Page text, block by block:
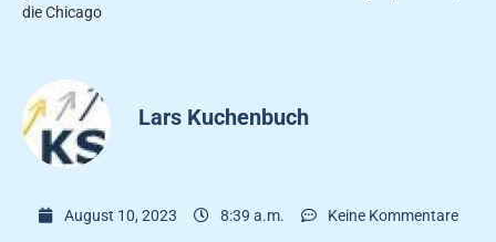
die Chicago
Lars Kuchenbuch
August 10, 2023 8:39 a.m. Keine Kommentare